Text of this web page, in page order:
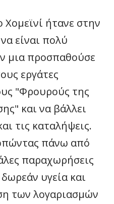
ήτανε στην
είναι πολύ
μια προσπαθούσε
εργάτες
"Φρουρούς της
και να βάλλει
τις καταλήψεις.
πάνω από
παραχωρήσεις
υγεία και
των λογαριασμών